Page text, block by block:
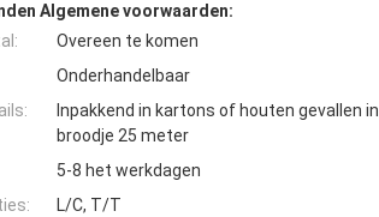
Algemene voorwaarden:
Overeen te komen
Onderhandelbaar
Inpakkend in kartons of houten gevallen in
broodje 25 meter
5-8 het werkdagen
L/C, T/T